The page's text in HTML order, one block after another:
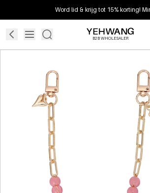
Word lid & krijg tot 15% korting!
B2B WHOLESALER